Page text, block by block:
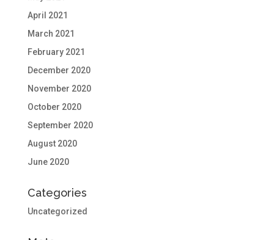
April 2021
March 2021
February 2021
December 2020
November 2020
October 2020
September 2020
August 2020
June 2020
Categories
Uncategorized